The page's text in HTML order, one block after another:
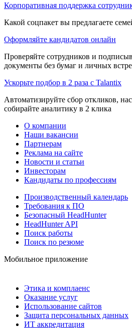
Корпоративная поддержка
Какой соцпакет вы предлагаете
Оформляйте кандидатов онлайн
Проверяйте сотрудников и
документы без бумаг и личных
Ускорьте подбор в 2 раза с Talantix
Автоматизируйте сбор откликов,
собирайте аналитику в 2 клика
О компании
Наши вакансии
Партнерам
Реклама на сайте
Новости и статьи
Инвесторам
Кандидаты по профессиям
Производственный календарь
Требования к ПО
Безопасный HeadHunter
HeadHunter API
Поиск работы
Поиск по резюме
Мобильное приложение
Этика и комплаенс
Оказание услуг
Использование сайтов
Защита персональных данных
ИТ аккредитация